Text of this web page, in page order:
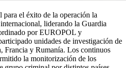
para el éxito de la operación la
liderando la Guardia
por EUROPOL y
unidades de investigación de
Francia y Rumanía. Los continuos
la monitorización de los